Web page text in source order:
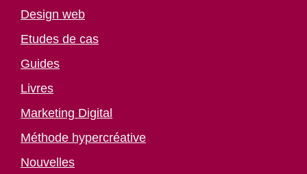
Design web
Etudes de cas
Guides
Livres
Marketing Digital
Méthode hypercréative
Nouvelles